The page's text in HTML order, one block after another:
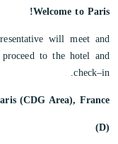
Welcome to Paris!
will meet and
to the hotel and
check–in.
(CDG Area), France.
(D)